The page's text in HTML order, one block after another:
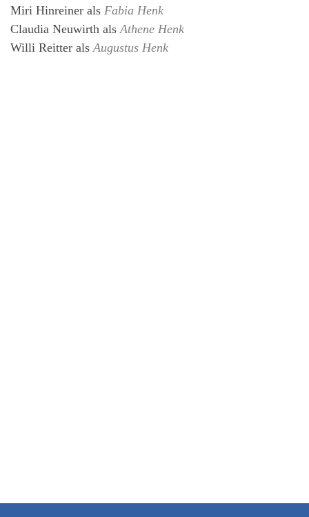
Miri Hinreiner als Fabia Henk
Claudia Neuwirth alsAthene Henk
Willi Reitter alsAugustus Henk